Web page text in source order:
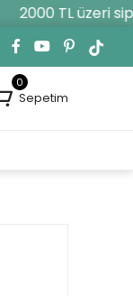
2000 TL üzeri
0
Sepetim